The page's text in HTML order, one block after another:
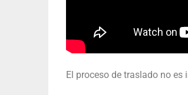
El proceso de traslado no